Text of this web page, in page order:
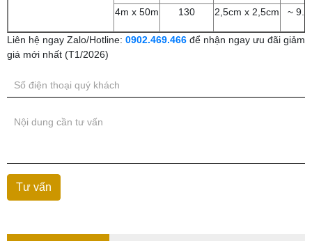
4m x 50m
130 2,5cm x 2,5cm ~
Liên hệ ngay Zalo/Hotline: 0902.469.466 để nhận ngay ưu đãi giảm
giá mới nhất (T1/2026)